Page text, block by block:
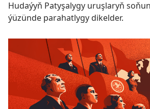
Hudaýyň Patyşalygy uruşlaryň
ýüzünde parahatlygy dikelder.